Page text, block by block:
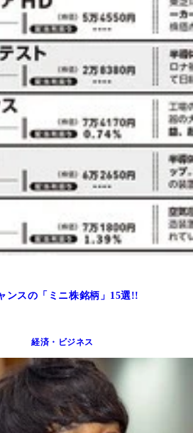
ンスの「ミニ株銘柄」15選!!
経済・ビジネス